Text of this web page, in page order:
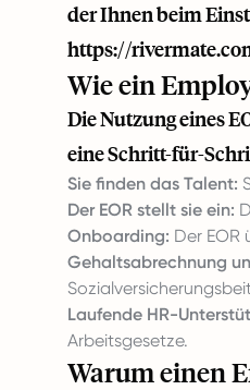
der Ihnen beim
https://
Wie ein
Die Nutzung eines
eine Schritt-für-
Sie finden das Talent:
Der EOR stellt sie ein:
Onboarding: Der
Gehaltsabrechnung
Laufende HR-
Arbeitsgesetze.
Warum einen